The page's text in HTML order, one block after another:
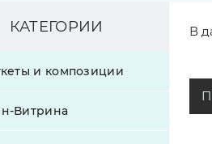
КАТЕГОРИИ
и композиции
Витрина
В